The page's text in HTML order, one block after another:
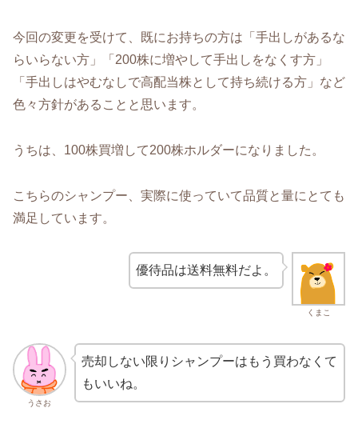
今回の変更を受けて、既にお持ちの方は「手出しがあるな
らいらない方」「200株に増やして手出しをなくす方」
「手出しはやむなしで高配当株として持ち続ける方」など
色々方針があることと思います。
うちは、100株買増して200株ホルダーになりました。
こちらのシャンプー、実際に使っていて品質と量にとても
満足しています。
くまこ
優待品は送料無料だよ。
うさお
売却しない限りシャンプーはもう買わなくて
もいいね。